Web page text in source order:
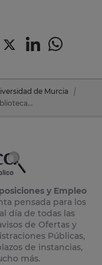
de Murcia
Convocatoria de 8 plazas: Oposiciones de Bibliotecas en Universidad de Murcia
y Empleo
pensada para los
día de todas las
de Ofertas y
Públicas,
de instancias,
más.